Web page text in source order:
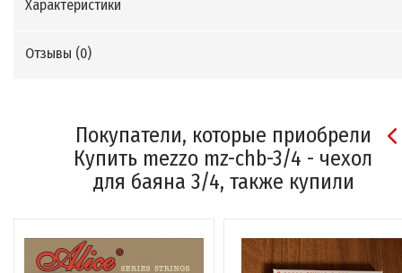
Характеристики
Отзывы (0)
Покупатели, которые приобрели
Купить mezzo mz-chb-3/4 - чехол
для баяна 3/4, также купили